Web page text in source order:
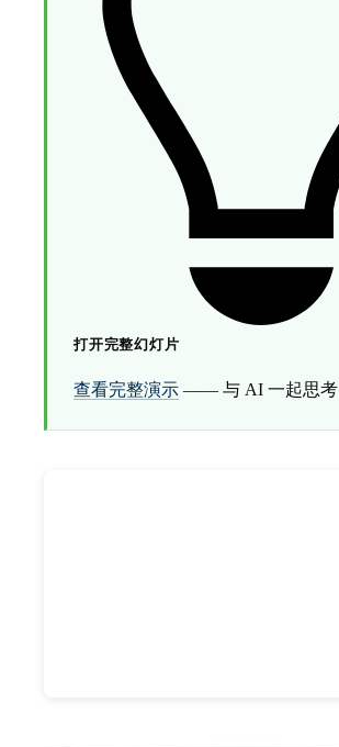
打开完整幻灯片
查看完整演示 —— 与 AI 一起思考